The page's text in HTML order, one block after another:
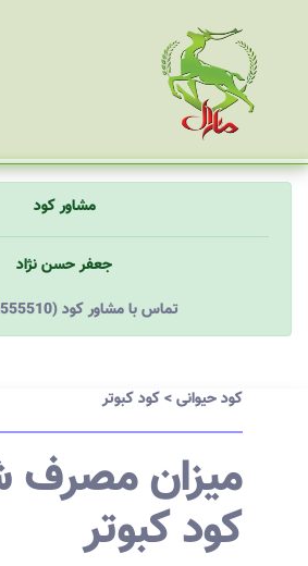
مشاور کود
جعفر حسن نژاد
(09190555510) تماس با مشاور کود
کود حیوانی>کود کبوتر
میزان مصرف
کود کبوتر